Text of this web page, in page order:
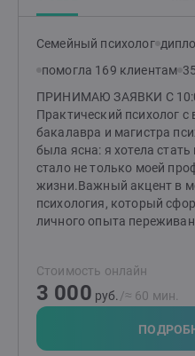
Семейный психолог
помогла 169 клиентам
ПРИНИМАЮ ЗАЯВКИ С
Практический психолог
бакалавра и магистра
была ясна: я хотела
стало не только моей
жизни.Важный акцент в
психология, который
личного опыта
отношений, а также
любви.Помимо этого, я
с посттравматическим
(ПТСР),
тревожностью, низкой
Стоимость онлайн
3 000 руб. /≈ 60 мин.